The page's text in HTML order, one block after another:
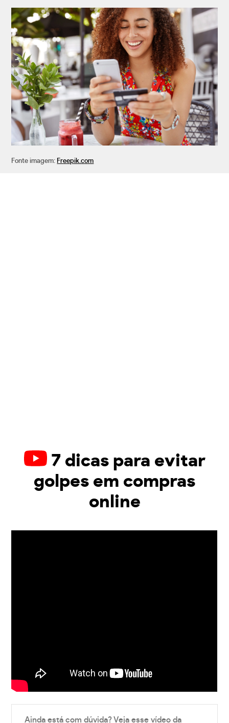
Fonte imagem: Freepik.com
7 dicas para evitar
golpes em compras
online
Ainda está com dúvida? Veja esse vídeo da